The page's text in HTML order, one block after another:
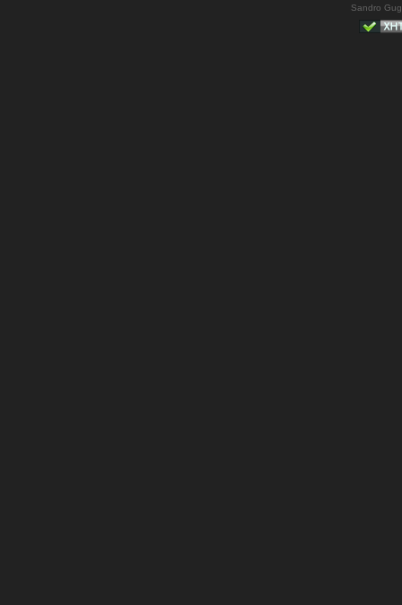
Sandro